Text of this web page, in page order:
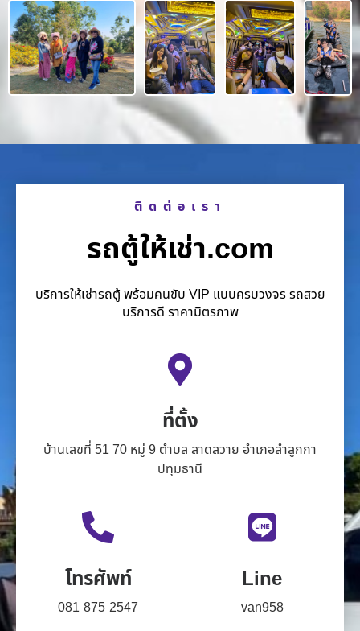
ติดต่อเรา
รถตู้ให้เช่า.com
บริการให้เช่ารถตู้ พร้อมคนขับ VIP แบบครบวงจร รถสวย
บริการดี ราคามิตรภาพ
ที่ตั้ง
บ้านเลขที่ 51 70 หมู่ 9 ตำบล ลาดสวาย อำเภอลำลูกกา
ปทุมธานี
โทรศัพท์
081-875-2547
Line
van958